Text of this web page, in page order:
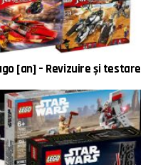
[an] – Revizuire și testare